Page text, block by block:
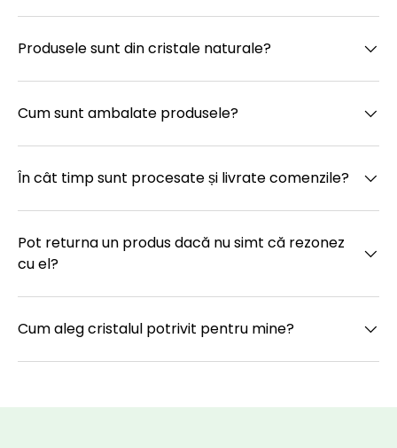
Produsele sunt din cristale naturale?
Cum sunt ambalate produsele?
În cât timp sunt procesate și livrate comenzile?
Pot returna un produs dacă nu simt că rezonez
cu el?
Cum aleg cristalul potrivit pentru mine?